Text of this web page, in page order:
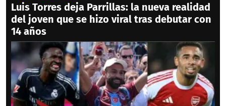
Luis Torres deja Parrillas: la nueva realidad
del joven que se hizo viral tras debutar con
14 años